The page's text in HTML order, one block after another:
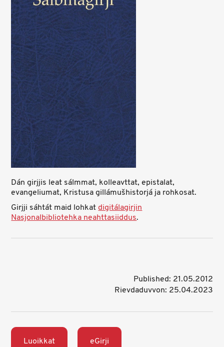
Dán girjjis leat sálmmat, kolleavttat, epistalat,
evangeliumat, Kristusa gillámušhistorjá ja rohkosat.
Girjji sáhtát maid lohkatdigitálagirjin
Nasjonalbibliotehka neahttasiiddus.
Published: 21.05.2012
Rievdaduvvon: 25.04.2023
Luoikkat eGirji